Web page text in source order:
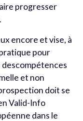
progresser
encore et vise, à
pour
descompétences
et non
doit se
Valid-Info
dans le